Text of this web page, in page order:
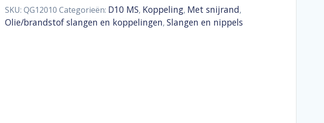
aantal
SKU: QG12010 Categorieën: D10 MS, Koppeling, Met snijrand,
Olie/brandstof slangen en koppelingen, Slangen en nippels